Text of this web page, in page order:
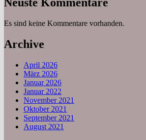
Es sind keine Kommentare vorhanden.
Archive
April 2026
März 2026
Januar 2026
Januar 2022
November 2021
Oktober 2021
September 2021
August 2021